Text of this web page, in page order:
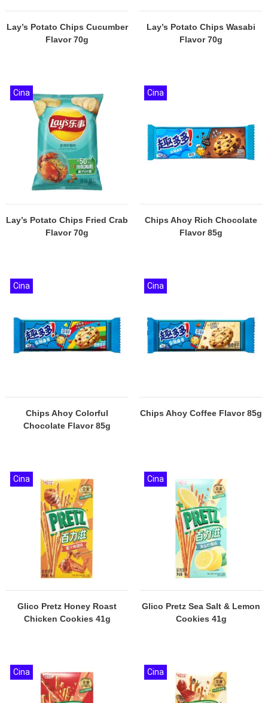
Lay’s Potato Chips Cucumber
Flavor 70g
Lay’s Potato Chips Wasabi
Flavor 70g
Lay’s Potato Chips Fried Crab
Flavor 70g
Cina
Chips Ahoy Rich Chocolate
Flavor 85g
Cina
Chips Ahoy Colorful
Chocolate Flavor 85g
Cina
Chips Ahoy Coffee Flavor 85g
Cina
Glico Pretz Honey Roast
Chicken Cookies 41g
Cina
Glico Pretz Sea Salt & Lemon
Cookies 41g
Cina
Cina Cina